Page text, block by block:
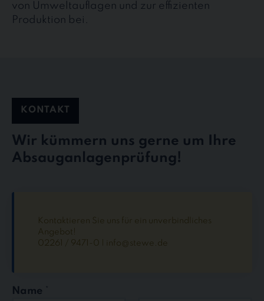
von Umweltauflagen und zur effizienten
Produktion bei.
KONTAKT
Wir kümmern uns gerne um Ihre
Absauganlagenprüfung!
Kontaktieren Sie uns für ein unverbindliches
Angebot!
02261 / 9471-0 | info@stewe.de
Name *